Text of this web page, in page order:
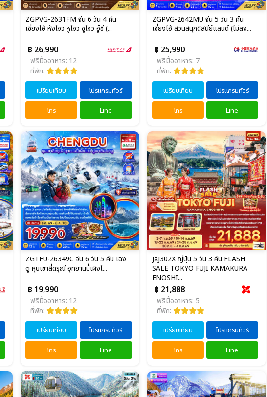
ZGPVG-2631FM จีน 6 วัน 4 คืน
เซี่ยงไฮ้ หังโจว หูโจว ซูโจว อู๋ซี (...
฿ 26,990
ฟรีมื้ออาหาร: 12
ที่พัก:
เปรียบเทียบ โปรแกรมทัวร์
โทร Line
ZGPVG-2642MU จีน 5 วัน 3 คืน
เซี่ยงไฮ้ สวนสนุกดิสนีย์แลนด์ (ไม่ลง...
฿ 25,990
ฟรีมื้ออาหาร: 7
ที่พัก:
เปรียบเทียบ โปรแกรมทัวร์
โทร Line
ZGTFU-26349C จีน 6 วัน 5 คืน เฉิง
ตู หุบเขาสี่ดรุณี อุทยานปี้เผิงโ...
฿ 19,990
ฟรีมื้ออาหาร: 12
ที่พัก:
เปรียบเทียบ โปรแกรมทัวร์
โทร Line
JXJ302X ญี่ปุ่น 5 วัน 3 คืน FLASH
SALE TOKYO FUJI KAMAKURA
ENOSHI...
฿ 21,888
ฟรีมื้ออาหาร: 5
ที่พัก:
เปรียบเทียบ โปรแกรมทัวร์
โทร Line